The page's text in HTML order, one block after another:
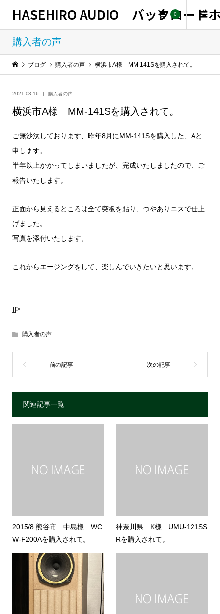
HASEHIRO AUDIO バックロード
0
購入者の声
ブログ 購入者の声 横浜市A様 MM-141Sを購入されて。
2021.03.16 購入者の声
横浜市A様 MM-141Sを購入されて。
ご無沙汰しております、昨年8月にMM-141Sを購入した、Aと
申します。
半年以上かかってしまいましたが、完成いたしましたので、ご
報告いたします。
正面から見えるところは全て突板を貼り、つやありニスで仕上
げました。
写真を添付いたします。
これからエージングをして、楽しんでいきたいと思います。
]]>
購入者の声
関連記事一覧
2015/8 熊谷市 中島様 WC
W-F200Aを購入されて。
神奈川県 K様 UMU-121SS
Rを購入されて。